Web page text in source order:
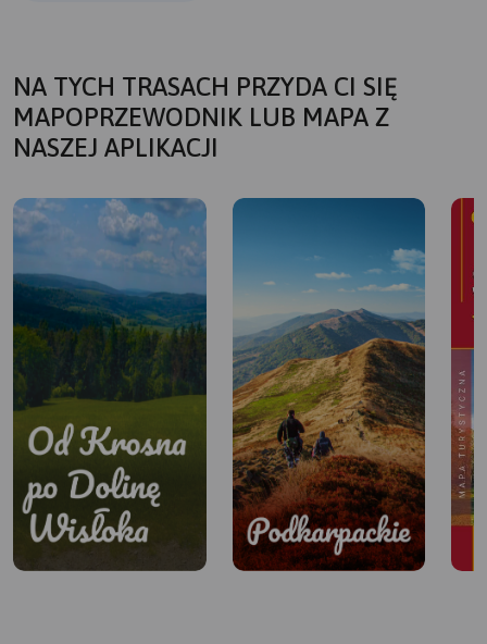
NA TYCH TRASACH PRZYDA CI SIĘ
MAPOPRZEWODNIK LUB MAPA Z
NASZEJ APLIKACJI